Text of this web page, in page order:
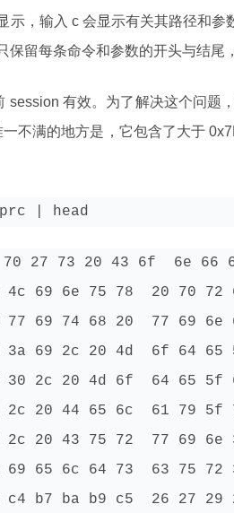
示，输入 c 会显示有关其路径和
保留每条命令和参数的开头与结尾
session 有效。为了解决这个问题
不满的地方是，它包含了大于
| head
70 27 73 20 43 6f  6e
4c 69 6e 75 78  20 70
77 69 74 68 20  77 69
3a 69 2c 20 4d  6f 64
30 2c 20 4d 6f  64 65
2c 20 44 65 6c  61 79 5f
2c 20 43 75 72  77 69
69 65 6c 64 73  63 75
c4 b7 ba b9 c5  26